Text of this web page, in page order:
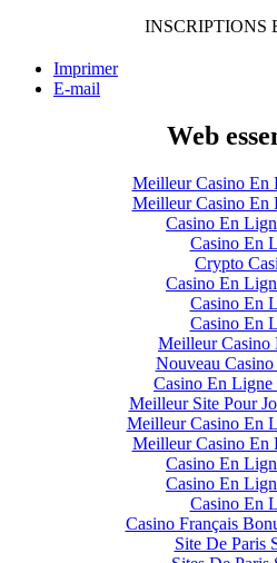
INSCRIPTIONS
Imprimer
E-mail
Web
Meilleur Casino En
Meilleur Casino En
Casino En
Casino En
Crypto
Casino En
Casino En
Casino En
Meilleur Casino
Nouveau
Casino En Ligne
Meilleur Site Pour
Meilleur Casino En
Meilleur Casino En
Casino En
Casino En
Casino En
Casino Français
Site De Paris